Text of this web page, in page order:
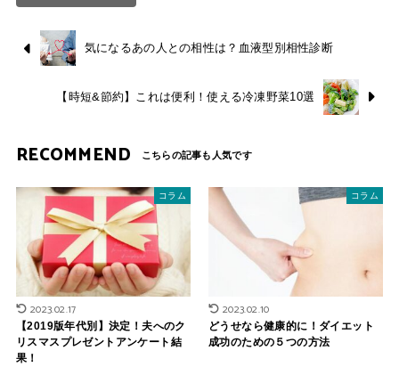
気になるあの人との相性は？血液型別相性診断
【時短&節約】これは便利！使える冷凍野菜10選
RECOMMEND
コラム
2023.02.17
【2019版年代別】決定！夫へのク
リスマスプレゼントアンケート結
果！
コラム
2023.02.10
どうせなら健康的に！ダイエット
成功のための５つの方法